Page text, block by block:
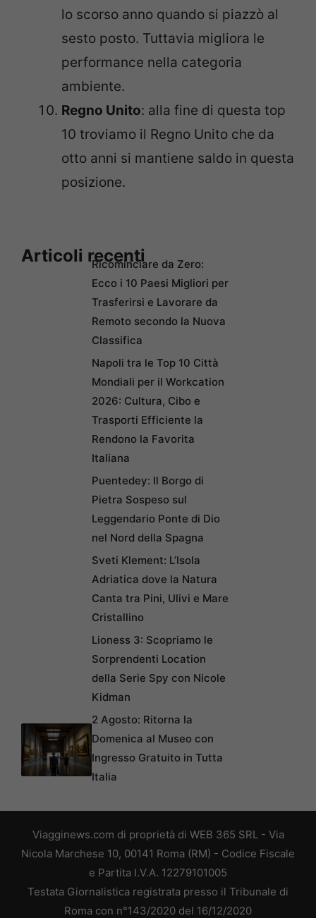
lo scorso anno quando si piazzò al
sesto posto. Tuttavia migliora le
performance nella categoria
ambiente.
Regno Unito: alla fine di questa top
10 troviamo il Regno Unito che da
otto anni si mantiene saldo in questa
posizione.
Articoli recentiRicominciare da Zero:
Ecco i 10 Paesi Migliori per
Trasferirsi e Lavorare da
Remoto secondo la Nuova
Classifica
Napoli tra le Top 10 Città
Mondiali per il Workcation
2026: Cultura, Cibo e
Trasporti Efficiente la
Rendono la Favorita
Italiana
Puentedey: Il Borgo di
Pietra Sospeso sul
Leggendario Ponte di Dio
nel Nord della Spagna
Sveti Klement: L’Isola
Adriatica dove la Natura
Canta tra Pini, Ulivi e Mare
Cristallino
Lioness 3: Scopriamo le
Sorprendenti Location
della Serie Spy con Nicole
Kidman
2 Agosto: Ritorna la
Domenica al Museo con
Ingresso Gratuito in Tutta
Italia
Viagginews.com di proprietà di WEB 365 SRL - Via
Nicola Marchese 10, 00141 Roma (RM) - Codice Fiscale
e Partita I.V.A. 12279101005
Testata Giornalistica registrata presso il Tribunale di
Roma con n°143/2020 del 16/12/2020